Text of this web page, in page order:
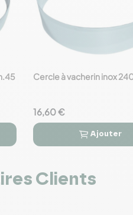
favorite_border
Cercle à vacherin inox
16,60 €
 
Ajouter
Clients